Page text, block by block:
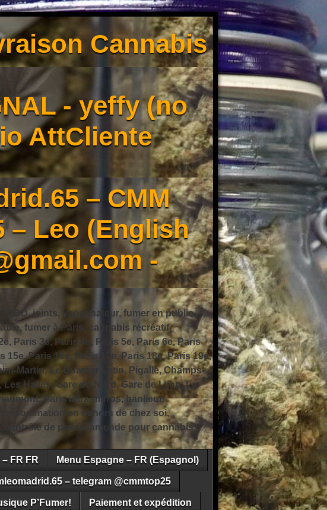
Cannabis
- yeffy (no
AttCliente
– CMM
– Leo (English
-
CBD, joints, vaporisateur, fumer en public,
fumer à Paris, cannabis récréatif,
Paris 3e, Paris 4e, Paris 5e, Paris 6e, Paris
15e, Paris 16e, Paris 17e, Paris 18e, Paris 19e,
Martin, Le Quartier Latin, Pigalle, Champs-
Halles, Gare du Nord, Gare de Lyon, La
Paris intra-muros, banlieue
en dehors de chez soi,
de police, amende pour cannabis,
FR FR Menu Espagne – FR (Espagnol)
– telegram @cmmtop25
P’Fumer! Paiement et expédition